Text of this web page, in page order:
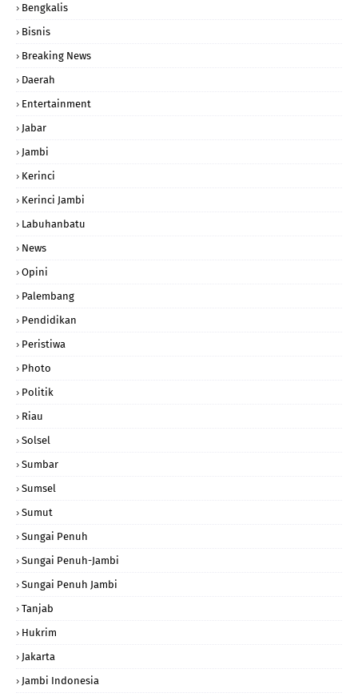
Bengkalis
Bisnis
Breaking News
Daerah
Entertainment
Jabar
Jambi
Kerinci
Kerinci Jambi
Labuhanbatu
News
Opini
Palembang
Pendidikan
Peristiwa
Photo
Politik
Riau
Solsel
Sumbar
Sumsel
Sumut
Sungai Penuh
Sungai Penuh-Jambi
Sungai Penuh Jambi
Tanjab
Hukrim
Jakarta
Jambi Indonesia